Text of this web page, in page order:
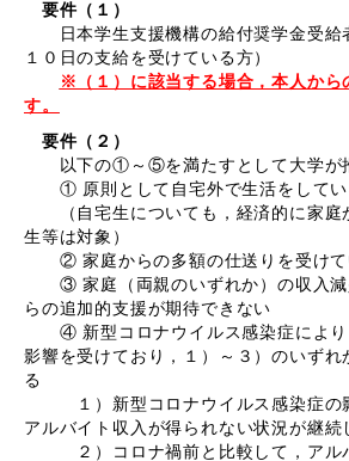
要件（１）
日本学生支援機構の給付奨学金受給
１０日の支給を受けている方）
※（１）に該当する場合，本人から
す。
要件（２）
以下の①～⑤を満たすとして大学が
① 原則として自宅外で生活をしてい
（自宅生についても，経済的に家庭
生等は対象）
② 家庭からの多額の仕送りを受けて
③ 家庭（両親のいずれか）の収入減
らの追加的支援が期待できない
④ 新型コロナウイルス感染症により
影響を受けており，１）～３）のいずれ
る
１）新型コロナウイルス感染症の
アルバイト収入が得られない状況が継続
２）コロナ禍前と比較して，アルバ